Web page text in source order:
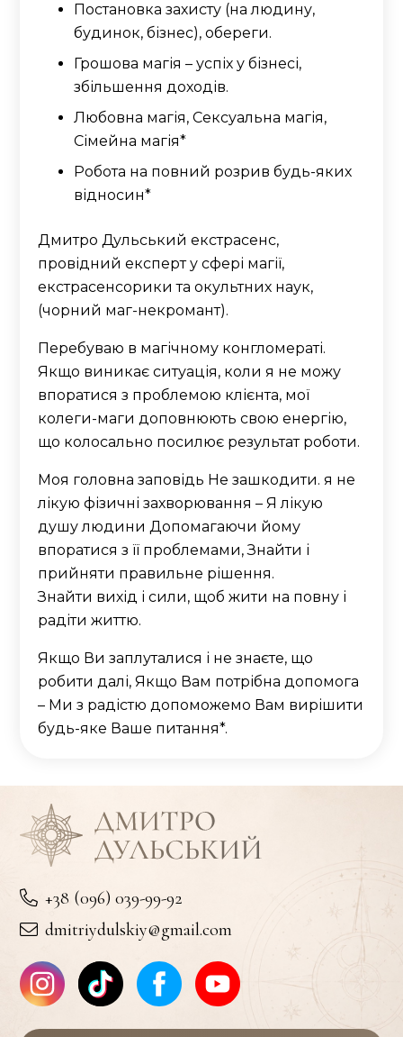
Постановка захисту (на людину,
будинок, бізнес), обереги.
Грошова магія – успіх у бізнесі,
збільшення доходів.
Любовна магія, Сексуальна магія,
Сімейна магія*
Робота на повний розрив будь-яких
відносин*
Дмитро Дульський екстрасенс,
провідний експерт у сфері магії,
екстрасенсорики та окультних наук,
(чорний маг-некромант).
Перебуваю в магічному конгломераті.
Якщо виникає ситуація, коли я не можу
впоратися з проблемою клієнта, мої
колеги-маги доповнюють свою енергію,
що колосально посилює результат роботи.
Моя головна заповідь Не зашкодити. я не
лікую фізичні захворювання – Я лікую
душу людини Допомагаючи йому
впоратися з її проблемами, Знайти і
прийняти правильне рішення.
Знайти вихід і сили, щоб жити на повну і
радіти життю.
Якщо Ви заплуталися і не знаєте, що
робити далі, Якщо Вам потрібна допомога
– Ми з радістю допоможемо Вам вирішити
будь-яке Ваше питання*.
+38 (096) 039-99-92
dmitriydulskiy@gmail.com